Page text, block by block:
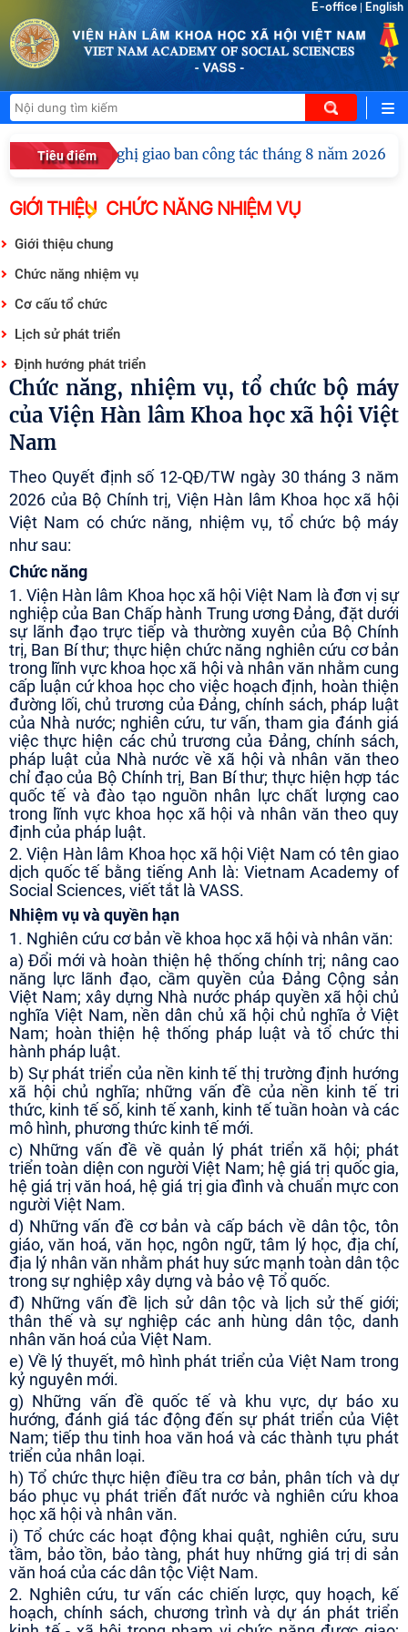
E-office English
Tiêu điểmHội nghị giao ban công tác tháng 8 năm 2026
GIỚI THIỆU CHỨC NĂNG NHIỆM VỤ
Giới thiệu chung
Chức năng nhiệm vụ
Cơ cấu tổ chức
Lịch sử phát triển
Định hướng phát triển
Chức năng, nhiệm vụ, tổ chức bộ máy
của Viện Hàn lâm Khoa học xã hội Việt
Nam
Theo Quyết định số 12-QĐ/TW ngày 30 tháng 3 năm
2026 của Bộ Chính trị, Viện Hàn lâm Khoa học xã hội
Việt Nam có chức năng, nhiệm vụ, tổ chức bộ máy
như sau:
Chức năng
1. Viện Hàn lâm Khoa học xã hội Việt Nam là đơn vị sự
nghiệp của Ban Chấp hành Trung ương Đảng, đặt dưới
sự lãnh đạo trực tiếp và thường xuyên của Bộ Chính
trị, Ban Bí thư; thực hiện chức năng nghiên cứu cơ bản
trong lĩnh vực khoa học xã hội và nhân văn nhằm cung
cấp luận cứ khoa học cho việc hoạch định, hoàn thiện
đường lối, chủ trương của Đảng, chính sách, pháp luật
của Nhà nước; nghiên cứu, tư vấn, tham gia đánh giá
việc thực hiện các chủ trương của Đảng, chính sách,
pháp luật của Nhà nước về xã hội và nhân văn theo
chỉ đạo của Bộ Chính trị, Ban Bí thư; thực hiện hợp tác
quốc tế và đào tạo nguồn nhân lực chất lượng cao
trong lĩnh vực khoa học xã hội và nhân văn theo quy
định của pháp luật.
2. Viện Hàn lâm Khoa học xã hội Việt Nam có tên giao
dịch quốc tế bằng tiếng Anh là: Vietnam Academy of
Social Sciences, viết tắt là VASS.
Nhiệm vụ và quyền hạn
1. Nghiên cứu cơ bản về khoa học xã hội và nhân văn:
a) Đổi mới và hoàn thiện hệ thống chính trị; nâng cao
năng lực lãnh đạo, cầm quyền của Đảng Cộng sản
Việt Nam; xây dựng Nhà nước pháp quyền xã hội chủ
nghĩa Việt Nam, nền dân chủ xã hội chủ nghĩa ở Việt
Nam; hoàn thiện hệ thống pháp luật và tổ chức thi
hành pháp luật.
b) Sự phát triển của nền kinh tế thị trường định hướng
xã hội chủ nghĩa; những vấn đề của nền kinh tế tri
thức, kinh tế số, kinh tế xanh, kinh tế tuần hoàn và các
mô hình, phương thức kinh tế mới.
c) Những vấn đề về quản lý phát triển xã hội; phát
triển toàn diện con người Việt Nam; hệ giá trị quốc gia,
hệ giá trị văn hoá, hệ giá trị gia đình và chuẩn mực con
người Việt Nam.
d) Những vấn đề cơ bản và cấp bách về dân tộc, tôn
giáo, văn hoá, văn học, ngôn ngữ, tâm lý học, địa chí,
địa lý nhân văn nhằm phát huy sức mạnh toàn dân tộc
trong sự nghiệp xây dựng và bảo vệ Tổ quốc.
đ) Những vấn đề lịch sử dân tộc và lịch sử thế giới;
thân thế và sự nghiệp các anh hùng dân tộc, danh
nhân văn hoá của Việt Nam.
e) Về lý thuyết, mô hình phát triển của Việt Nam trong
kỷ nguyên mới.
g) Những vấn đề quốc tế và khu vực, dự báo xu
hướng, đánh giá tác động đến sự phát triển của Việt
Nam; tiếp thu tinh hoa văn hoá và các thành tựu phát
triển của nhân loại.
h) Tổ chức thực hiện điều tra cơ bản, phân tích và dự
báo phục vụ phát triển đất nước và nghiên cứu khoa
học xã hội và nhân văn.
i) Tổ chức các hoạt động khai quật, nghiên cứu, sưu
tầm, bảo tồn, bảo tàng, phát huy những giá trị di sản
văn hoá của các dân tộc Việt Nam.
2. Nghiên cứu, tư vấn các chiến lược, quy hoạch, kế
hoạch, chính sách, chương trình và dự án phát triển